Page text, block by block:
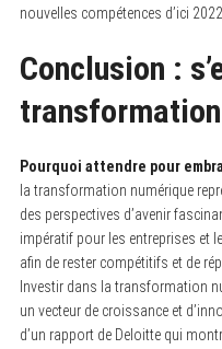
nouvelles compétences d’ici
Conclusion :
Pourquoi attendre pour
la transformation numérique
des perspectives d’avenir
impératif pour les entreprises et
afin de rester compétitifs et de
Investir dans la transformation
un vecteur de croissance et
d’un rapport de Deloitte qui